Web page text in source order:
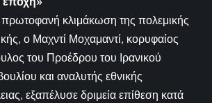
πρωτοφανή κλιμάκωση της πολεμικής
ο Μαχντί Μοχαμαντί, κορυφαίος
του Προέδρου του Ιρανικού
και αναλυτής εθνικής
εξαπέλυσε δριμεία επίθεση κατά